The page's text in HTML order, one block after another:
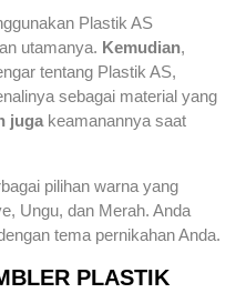
Plastik AS
utamanya. Kemudian,
tentang Plastik AS,
sebagai material yang
jugakeamanannya saat
pilihan warna yang
Ungu, dan Merah. Anda
tema pernikahan Anda.
PLASTIK